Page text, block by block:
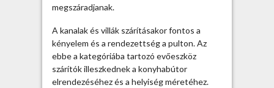
v
ő
e
s
z
megszáradjanak.
A kanalak és villák szárításakor fontos a
kényelem és a rendezettség a pulton. Az
ebbe a kategóriába tartozó evőeszköz
szárítók illeszkednek a konyhabútor
elrendezéséhez és a helyiség méretéhez.